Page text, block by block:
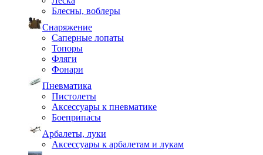
Блесны, воблеры
Снаряжение
Саперные лопаты
Топоры
Фляги
Фонари
Пневматика
Пистолеты
Аксессуары к пневматике
Боеприпасы
Арбалеты, луки
Аксессуары к арбалетам и лукам